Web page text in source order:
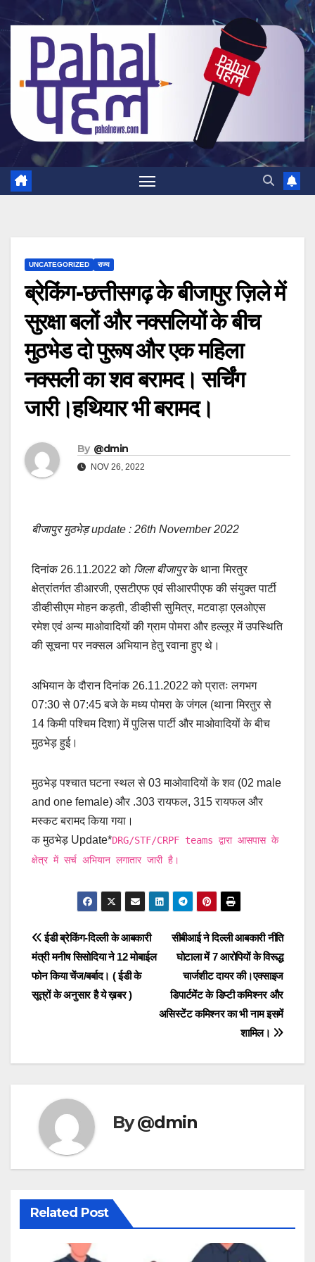
to
UNCATEGORIZED राज्य
ब्रेकिंग-छत्तीसगढ़ के बीजापुर ज़िले में
सुरक्षा बलों और नक्सलियों के बीच
मुठभेड दो पुरूष और एक महिला
नक्सली का शव बरामद। सर्चिंग
जारी।हथियार भी बरामद।
By @dmin
NOV 26, 2022
बीजापुर मुठभेड़ update : 26th November 2022
दिनांक 26.11.2022 को जिला बीजापुरके थाना मिरतुर
क्षेत्रांतर्गत डीआरजी, एसटीएफ एवं सीआरपीएफ की संयुक्त पार्टी
डीव्हीसीएम मोहन कड़ती, डीव्हीसी सुमित्र, मटवाड़ा एलओएस
रमेश एवं अन्य माओवादियों की ग्राम पोमरा और हल्लूर में उपस्थिति
की सूचना पर नक्सल अभियान हेतु रवाना हुए थे।
अभियान के दौरान दिनांक 26.11.2022 को प्रातः लगभग
07:30 से 07:45 बजे के मध्य पोमरा के जंगल (थाना मिरतुर से
14 किमी पश्चिम दिशा) में पुलिस पार्टी और माओवादियों के बीच
मुठभेड़ हुई।
मुठभेड़ पश्चात घटना स्थल से 03 माओवादियों के शव (02 male
and one female) और .303 रायफल, 315 रायफल और
मस्कट बरामद किया गया।
क मुठभेड़ Update*DRG/STF/CRPF teams द्वारा आसपास के
क्षेत्र में सर्च अभियान लगातार जारी है।
Post
navigation
सीबीआई ने दिल्ली आबकारी नीति
घोटाला में 7 आरोपियों के विरूद्ध
चार्जशीट दायर की।एक्साइज
डिपार्टमेंट के डिप्टी कमिश्नर और
असिस्टेंट कमिश्नर का भी नाम इसमें
शामिल।
ईडी ब्रेकिंग-दिल्ली के आबकारी
मंत्री मनीष सिसोदिया ने 12 मोबाईल
फोन किया चेंज/बर्बाद। ( ईडी के
सूत्रों के अनुसार है ये ख़बर )
By@dmin
Related Post